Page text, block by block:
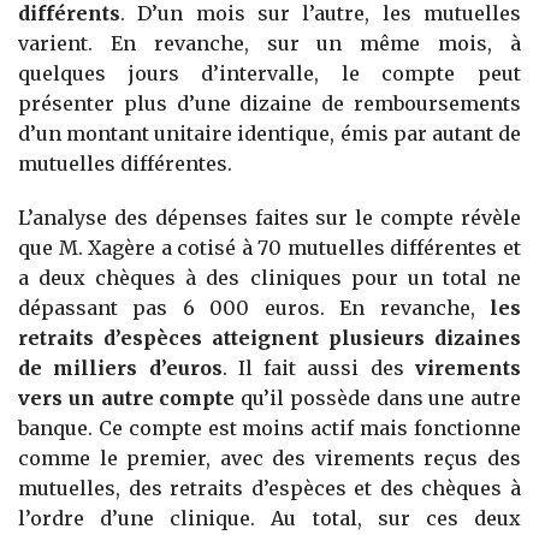
différents. D’un mois sur l’autre, les mutuelles
varient. En revanche, sur un même mois, à
quelques jours d’intervalle, le compte peut
présenter plus d’une dizaine de remboursements
d’un montant unitaire identique, émis par autant de
mutuelles différentes.
L’analyse des dépenses faites sur le compte révèle
que M. Xagère a cotisé à 70 mutuelles différentes et
a deux chèques à des cliniques pour un total ne
dépassant pas 6 000 euros. En revanche, les
retraits d’espèces atteignent plusieurs dizaines
de milliers d’euros. Il fait aussi desvirements
vers un autre compte qu’il possède dans une autre
banque. Ce compte est moins actif mais fonctionne
comme le premier, avec des virements reçus des
mutuelles, des retraits d’espèces et des chèques à
l’ordre d’une clinique. Au total, sur ces deux